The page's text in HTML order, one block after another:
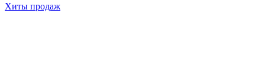
Хиты продаж